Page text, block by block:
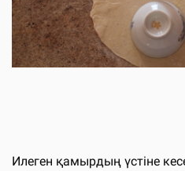
Илеген қамырдың үстіне